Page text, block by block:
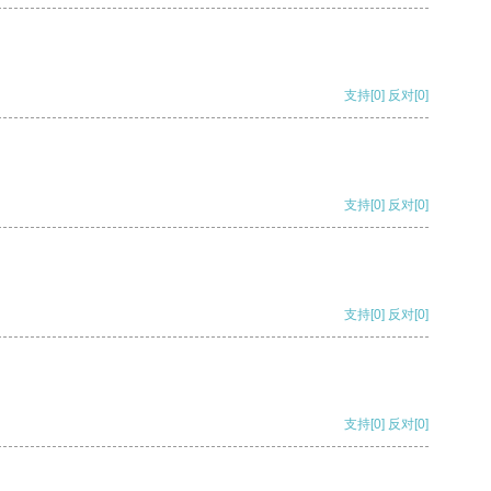
支持[0] 反对[0]
支持[0] 反对[0]
支持[0] 反对[0]
支持[0] 反对[0]